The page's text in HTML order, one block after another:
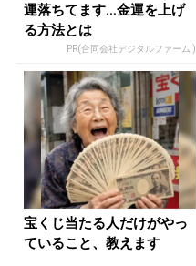
運落ちてます…金運を上げ
る方法とは
PR(合同会社デジタルファーム )
宝くじ当たる人だけがやっ
ていること、教えます